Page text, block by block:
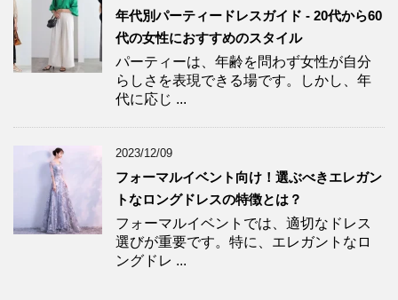
年代別パーティードレスガイド - 20代から60
代の女性におすすめのスタイル
パーティーは、年齢を問わず女性が自分
らしさを表現できる場です。しかし、年
代に応じ ...
2023/12/09
フォーマルイベント向け！選ぶべきエレガン
トなロングドレスの特徴とは？
フォーマルイベントでは、適切なドレス
選びが重要です。特に、エレガントなロ
ングドレ ...